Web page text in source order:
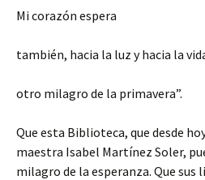
Mi corazón espera
también, hacia la luz y hacia la
otro milagro de la primavera”.
Que esta Biblioteca, que desde
maestra Isabel Martínez Soler,
milagro de la esperanza. Que sus